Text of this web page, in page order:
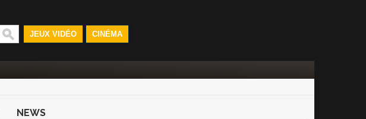
JEUX VIDÉO CINÉMA
NEWS